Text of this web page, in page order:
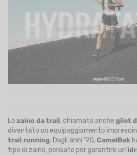
CARTA REGALO
I MIEI PREFERITI
IL BLOG DEI TONTONS
Lo zaino da trail, chiamato anche gilet
diventato un equipaggiamento
trail running. Dagli anni ’90,CamelBak
tipo di zaino, pensato per garantire un’